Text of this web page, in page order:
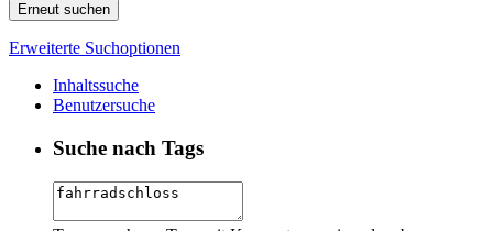
Erneut suchen
Erweiterte Suchoptionen
Inhaltssuche
Benutzersuche
Suche nach Tags